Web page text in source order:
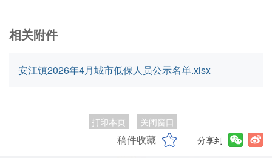
相关附件
安江镇2026年4月城市低保人员公示名单.xlsx
打印本页 关闭窗口
稿件收藏 分享到